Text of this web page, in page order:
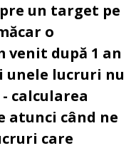
un target pe
o
venit după 1 an
unele lucruri nu
calcularea
atunci când ne
care